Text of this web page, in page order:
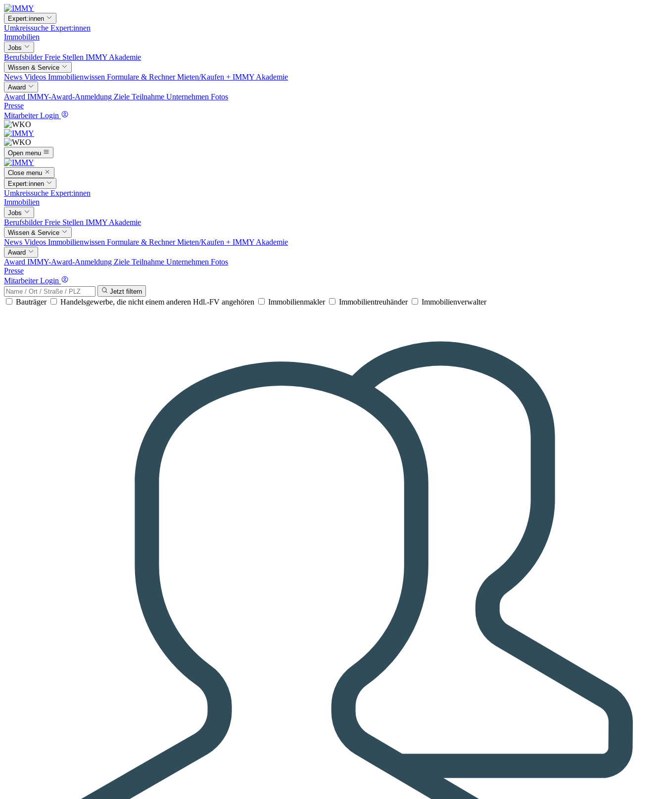
Expert:innen
Umkreissuche Expert:innen
Immobilien
Jobs
BerufsbilderFreie Stellen IMMY Akademie
Wissen & Service
News Videos Immobilienwissen Formulare & RechnerMieten/Kaufen + IMMY Akademie
Award
Award IMMY-Award-Anmeldung Ziele Teilnahme Unternehmen Fotos
Presse
Mitarbeiter Login
Open menu
Close menu
Expert:innen
Umkreissuche Expert:innen
Immobilien
Jobs
BerufsbilderFreie Stellen IMMY Akademie
Wissen & Service
News Videos Immobilienwissen Formulare & RechnerMieten/Kaufen + IMMY Akademie
Award
Award IMMY-Award-Anmeldung Ziele Teilnahme Unternehmen Fotos
Presse
Mitarbeiter Login
Jetzt filtern
Bauträger Handelsgewerbe, die nicht einem anderen Hdl.-FV angehören Immobilienmakler Immobilientreuhänder Immobilienverwalter